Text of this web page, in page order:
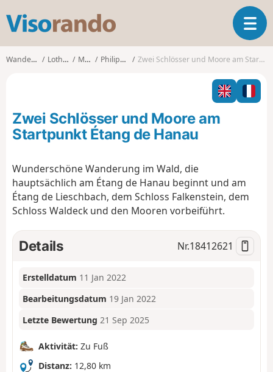
s
o
o
T
o
g
l
n
Wanderungen Lothringen Moselle Philippsbourg Zwei Schlösser und Moore am Startpunkt Étang de Hanau
Zwei Schlösser und Moore am
Startpunkt Étang de Hanau
Wunderschöne Wanderung im Wald, die
hauptsächlich am Étang de Hanau beginnt und am
Étang de Lieschbach, dem Schloss Falkenstein, dem
Schloss Waldeck und den Mooren vorbeiführt.
Details Nr.18412621
Erstelldatum 11 Jan 2022
Bearbeitungsdatum 19 Jan 2022
Letzte Bewertung 21 Sep 2025
Aktivität: Zu Fuß
Distanz: 12,80 km